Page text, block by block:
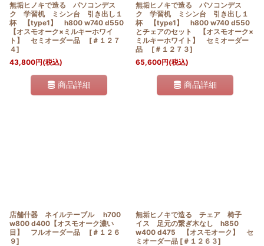
無垢ヒノキで造る パソコンデス
ク 学習机 ミシン台 引き出し１
杯 【type1】 h800 w740 d550
【オスモオーク×ミルキーホワイ
ト】 セミオーダー品
[ ＃１２７
４]
43,800円(税込)
商品詳細
無垢ヒノキで造る パソコンデス
ク 学習机 ミシン台 引き出し１
杯 【type1】 h800 w740 d550
とチェアのセット 【オスモオーク×
ミルキーホワイト】 セミオーダー
品
[ ＃１２７３]
65,600円(税込)
商品詳細
店舗什器 ネイルテーブル h700
w800 d400【オスモオーク濃い
目】 フルオーダー品
[ ＃１２６
９]
無垢ヒノキで造る チェア 椅子
イス 足元の繋ぎ木なし h850
w400 d475 【オスモオーク】 セ
ミオーダー品 [ ＃１２６３]